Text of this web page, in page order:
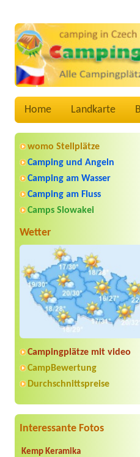
Home Landkarte
womo Stellplätze
Camping und Angeln
Camping am Wasser
Camping am Fluss
Camps Slowakei
Wetter
Campingplätze mit video
CampBewertung
Durchschnittspreise
Interessante Fotos
Kemp Keramika